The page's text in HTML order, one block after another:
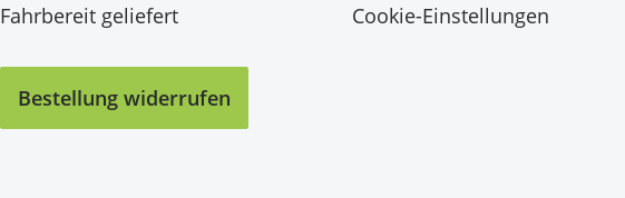
Fahrbereit geliefert
Cookie-Einstellungen
Bestellung widerrufen